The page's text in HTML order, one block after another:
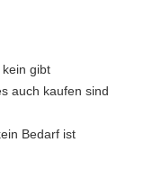
gibt
auch kaufen sind
Bedarf ist